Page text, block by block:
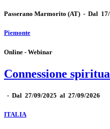
Passerano Marmorito (AT) - Dal
Piemonte
Online - Webinar
Connessione
- Dal 27/09/2025 al 27/09/2026
ITALIA